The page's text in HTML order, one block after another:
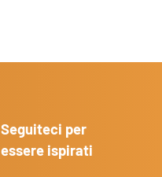
Seguiteci per
essere ispirati